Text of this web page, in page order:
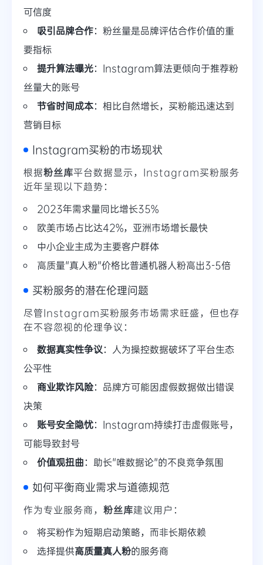
可信度
吸引品牌合作：粉丝量是品牌评估合作价值的重
要指标
提升算法曝光：Instagram算法更倾向于推荐粉
丝量大的账号
节省时间成本：相比自然增长，买粉能迅速达到
营销目标
Instagram买粉的市场现状
根据粉丝库平台数据显示，Instagram买粉服务
近年呈现以下趋势：
2023年需求量同比增长35%
欧美市场占比达42%，亚洲市场增长最快
中小企业主成为主要客户群体
高质量"真人粉"价格比普通机器人粉高出3-5倍
买粉服务的潜在伦理问题
尽管Instagram买粉服务市场需求旺盛，但也存
在不容忽视的伦理争议：
数据真实性争议：人为操控数据破坏了平台生态
公平性
商业欺诈风险：品牌方可能因虚假数据做出错误
决策
账号安全隐忧：Instagram持续打击虚假账号，
可能导致封号
价值观扭曲：助长"唯数据论"的不良竞争氛围
如何平衡商业需求与道德规范
作为专业服务商， 粉丝库建议用户：
将买粉作为短期启动策略，而非长期依赖
选择提供高质量真人粉的服务商